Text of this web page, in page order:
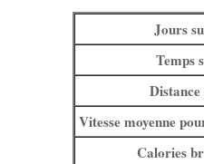
Jours
Temps
Vitesse moyenne
Calories